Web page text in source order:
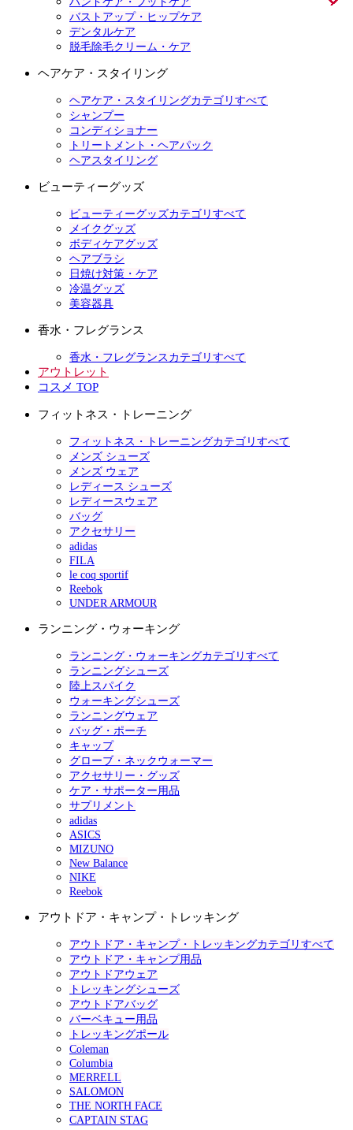
バストアップ・ヒップケア
デンタルケア
脱毛除毛クリーム・ケア
ヘアケア・スタイリング
ヘアケア・スタイリングカテゴリすべて
シャンプー
コンディショナー
トリートメント・ヘアパック
ヘアスタイリング
ビューティーグッズ
ビューティーグッズカテゴリすべて
メイクグッズ
ボディケアグッズ
ヘアブラシ
日焼け対策・ケア
冷温グッズ
美容器具
香水・フレグランス
香水・フレグランスカテゴリすべて
アウトレット
コスメ TOP
フィットネス・トレーニング
フィットネス・トレーニングカテゴリすべて
メンズ シューズ
メンズ ウェア
レディース シューズ
レディースウェア
バッグ
アクセサリー
adidas
FILA
le coq sportif
Reebok
UNDER ARMOUR
ランニング・ウォーキング
ランニング・ウォーキングカテゴリすべて
ランニングシューズ
陸上スパイク
ウォーキングシューズ
ランニングウェア
バッグ・ポーチ
キャップ
グローブ・ネックウォーマー
アクセサリー・グッズ
ケア・サポーター用品
サプリメント
adidas
ASICS
MIZUNO
New Balance
NIKE
Reebok
アウトドア・キャンプ・トレッキング
アウトドア・キャンプ・トレッキングカテゴリすべて
アウトドア・キャンプ用品
アウトドアウェア
トレッキングシューズ
アウトドアバッグ
バーベキュー用品
トレッキングポール
Coleman
Columbia
MERRELL
SALOMON
THE NORTH FACE
CAPTAIN STAG